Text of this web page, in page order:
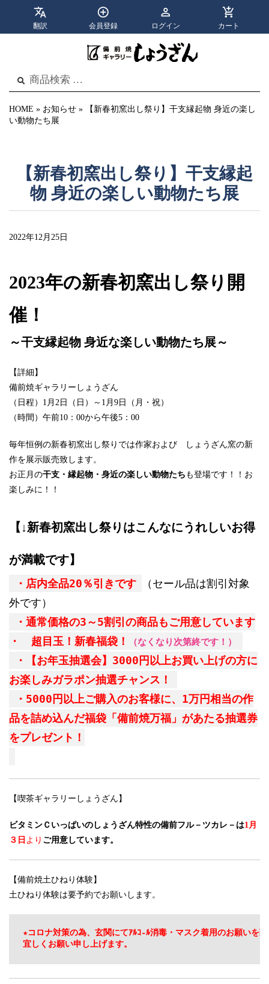
翻訳 会員登録 ログイン カート
結
検
索
HOME » お知らせ »
【新春初窯出し祭り】干支縁起物 身近の楽し
い動物たち展
【新春初窯出し祭り】干支縁起
物 身近の楽しい動物たち展
2022年12月25日
2023年の新春初窯出し祭り開
催！
～干支縁起物 身近な楽しい動物たち展～
【詳細】
備前焼ギャラリーしょうざん
（日程）1月2日（日）～1月9日（月・祝）
（時間）午前10：00から午後5：00
毎年恒例の新春初窯出し祭りでは作家および しょうざん窯の新
作を展示販売致します。
お正月の干支・縁起物・身近の楽しい動物たち も登場です！！お
楽しみに！！
【↓新春初窯出し祭りはこんなにうれしいお得
が満載です】
・店内全品20％引きです
（セール品は割引対象
外です）
・通常価格の3～5割引の商品もご用意しています
・
超目玉！新春福袋！ （なくなり次第終です！）
・【お年玉抽選会】3000円以上お買い上げの方に
お楽しみガラポン抽選チャンス！
・5000円以上ご購入のお客様に、1万円相当の作
品を詰め込んだ福袋「備前焼万福」があたる抽選券
をプレゼント！
【喫茶ギャラリーしょうざん】
ビタミンＣいっぱいのしょうざん特性の備前フル－ツカレ－は1月
３日 より ご用意しています。
【備前焼土ひねり体験】
土ひねり体験は要予約でお願いします。
★コロナ対策の為、玄関にてｱﾙｺ-ﾙ消毒・マスク着用のお願いを
宜しくお願い申し上げます。